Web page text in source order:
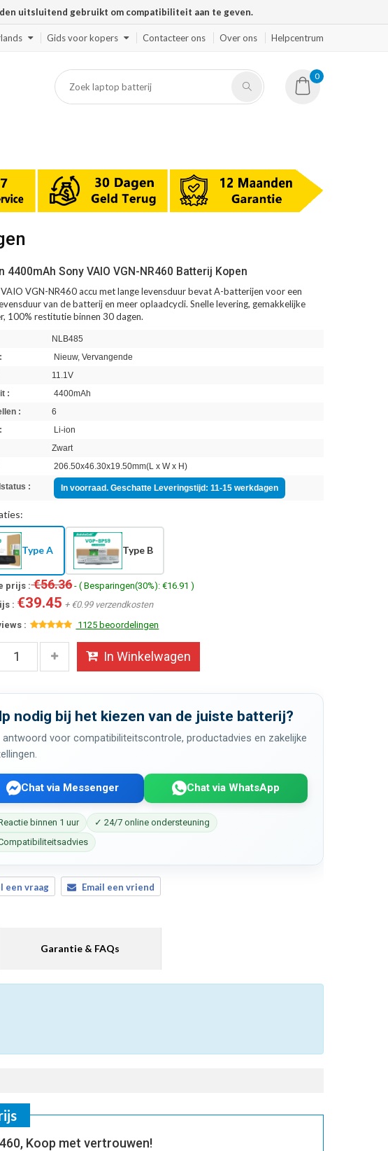
uitsluitend gebruikt om compatibiliteit aan te geven.
Gids voor kopers Contacteer ons Over ons Helpcentrum
0
4400mAh Sony VAIO VGN-NR460 Batterij Kopen
VGN-NR460 accu met lange levensduur bevat A-batterijen voor een
van de batterij en meer oplaadcycli. Snelle levering, gemakkelijke
100% restitutie binnen 30 dagen.
NLB485
Nieuw, Vervangende
11.1V
:
4400mAh
:
6
Li-ion
Zwart
206.50x46.30x19.50mm(L x W x H)
: In voorraad. Geschatte Leveringstijd: 11-15 werkdagen
Type A Type B
prijs :€56.36- ( Besparingen(30%): €16.91 )
: €39.45 + €0.99 verzendkosten
:
1125 beoordelingen
In Winkelwagen
nodig bij het kiezen van de juiste batterij?
antwoord voor compatibiliteitscontrole, productadvies en zakelijke
Chat via Messenger Chat via WhatsApp
binnen 1 uur
✓ 24/7 online ondersteuning
een vraag Email een vriend
Garantie & FAQs
Koop met vertrouwen!